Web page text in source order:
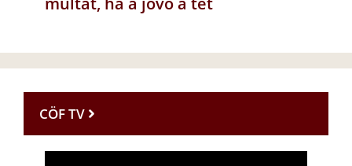
CÖF TV